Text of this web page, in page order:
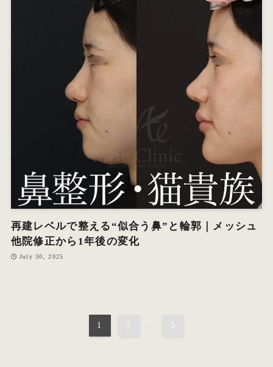
再建レベルで整える“似合う鼻”と輪郭｜メッシュ
他院修正から1年後の変化
July 30, 2025
1 2 ... 5